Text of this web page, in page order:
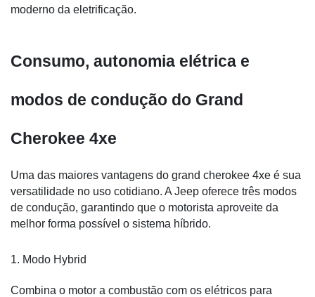
moderno da eletrificação.
Consumo, autonomia elétrica e
modos de condução do Grand
Cherokee 4xe
Uma das maiores vantagens do grand cherokee 4xe é sua
versatilidade no uso cotidiano. A Jeep oferece três modos
de condução, garantindo que o motorista aproveite da
melhor forma possível o sistema híbrido.
1. Modo Hybrid
Combina o motor a combustão com os elétricos para